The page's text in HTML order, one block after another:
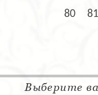
80 81
Выберите